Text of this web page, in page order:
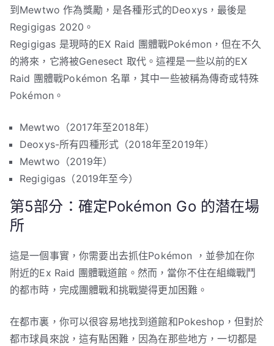
到Mewtwo 作為獎勵，是各種形式的Deoxys，最後是
Regigigas 2020。
Regigigas 是現時的EX Raid 團體戰Pokémon，但在不久
的將來，它將被Genesect 取代。這裡是一些以前的EX
Raid 團體戰Pokémon 名單，其中一些被稱為傳奇或特殊
Pokémon。
Mewtwo（2017年至2018年）
Deoxys-所有四種形式（2018年至2019年）
Mewtwo（2019年）
Regigigas（2019年至今）
第5部分：確定Pokémon Go 的潜在場
所
這是一個事實，你需要出去抓住Pokémon ，並參加在你
附近的Ex Raid 團體戰道館。然而，當你不住在組織戰鬥
的都市時，完成團體戰和挑戰變得更加困難。
在都市裏，你可以很容易地找到道館和Pokeshop，但對於
都市球員來說，這有點困難，因為在那些地方，一切都是